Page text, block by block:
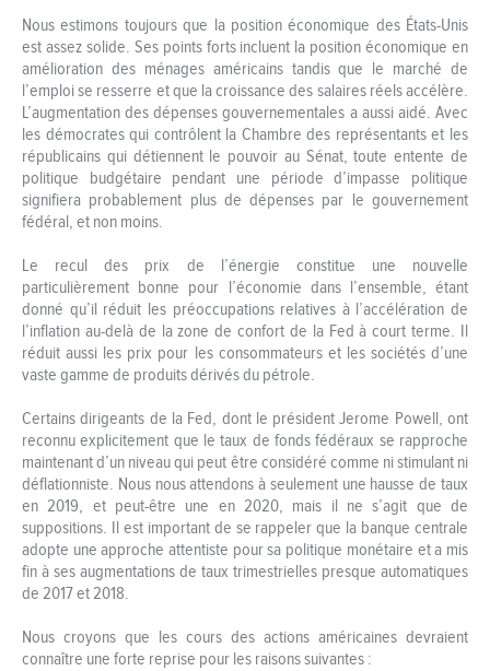
Nous estimons toujours que la position économique des États-Unis
est assez solide. Ses points forts incluent la position économique en
amélioration des ménages américains tandis que le marché de
l’emploi se resserre et que la croissance des salaires réels accélère.
L’augmentation des dépenses gouvernementales a aussi aidé. Avec
les démocrates qui contrôlent la Chambre des représentants et les
républicains qui détiennent le pouvoir au Sénat, toute entente de
politique budgétaire pendant une période d’impasse politique
signifiera probablement plus de dépenses par le gouvernement
fédéral, et non moins.
Le recul des prix de l’énergie constitue une nouvelle
particulièrement bonne pour l’économie dans l’ensemble, étant
donné qu’il réduit les préoccupations relatives à l’accélération de
l’inflation au-delà de la zone de confort de la Fed à court terme. Il
réduit aussi les prix pour les consommateurs et les sociétés d’une
vaste gamme de produits dérivés du pétrole.
Certains dirigeants de la Fed, dont le président Jerome Powell, ont
reconnu explicitement que le taux de fonds fédéraux se rapproche
maintenant d’un niveau qui peut être considéré comme ni stimulant ni
déflationniste. Nous nous attendons à seulement une hausse de taux
en 2019, et peut-être une en 2020, mais il ne s’agit que de
suppositions. Il est important de se rappeler que la banque centrale
adopte une approche attentiste pour sa politique monétaire et a mis
fin à ses augmentations de taux trimestrielles presque automatiques
de 2017 et 2018.
Nous croyons que les cours des actions américaines devraient
connaître une forte reprise pour les raisons suivantes :